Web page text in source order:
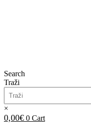
Search
Traži
×
0,00€ 0 Cart